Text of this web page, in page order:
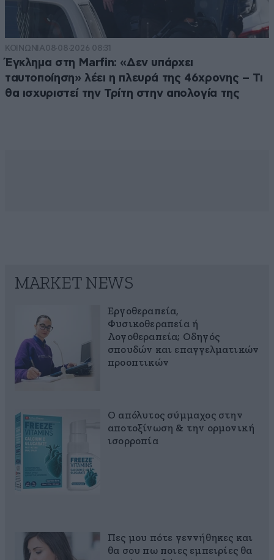
ΚΟΙΝΩΝΙΑ08·08·2026 08:31
Έγκλημα στη Marfin: «Δεν υπάρχει
ταυτοποίηση» λέει η πλευρά της 46χρονης – Τι
θα ισχυριστεί την Τρίτη στην απολογία της
MARKET NEWS
Εργοθεραπεία,
Φυσικοθεραπεία ή
Λογοθεραπεία; Οδηγός
σπουδών και επαγγελματικών
προοπτικών
Ο απόλυτος σύμμαχος στην
αποτοξίνωση & την ορμονική
ισορροπία
Πες μου πότε γεννήθηκες και
θα σου πω ποιες εμπειρίες θα